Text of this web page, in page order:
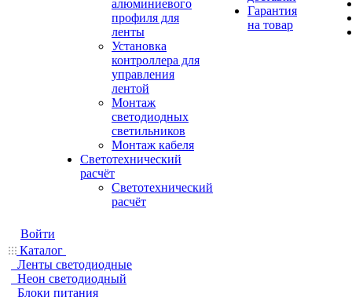
алюминиевого
профиля для
ленты
Установка
контроллера для
управления
лентой
Монтаж
светодиодных
светильников
Монтаж кабеля
Светотехнический
расчёт
Светотехнический
расчёт
Гарантия
на товар
Войти
Каталог
Ленты светодиодные
Неон светодиодный
Блоки питания